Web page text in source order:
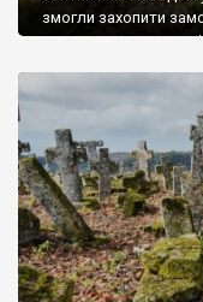
змогли захопити
поховали на
ньому чимало